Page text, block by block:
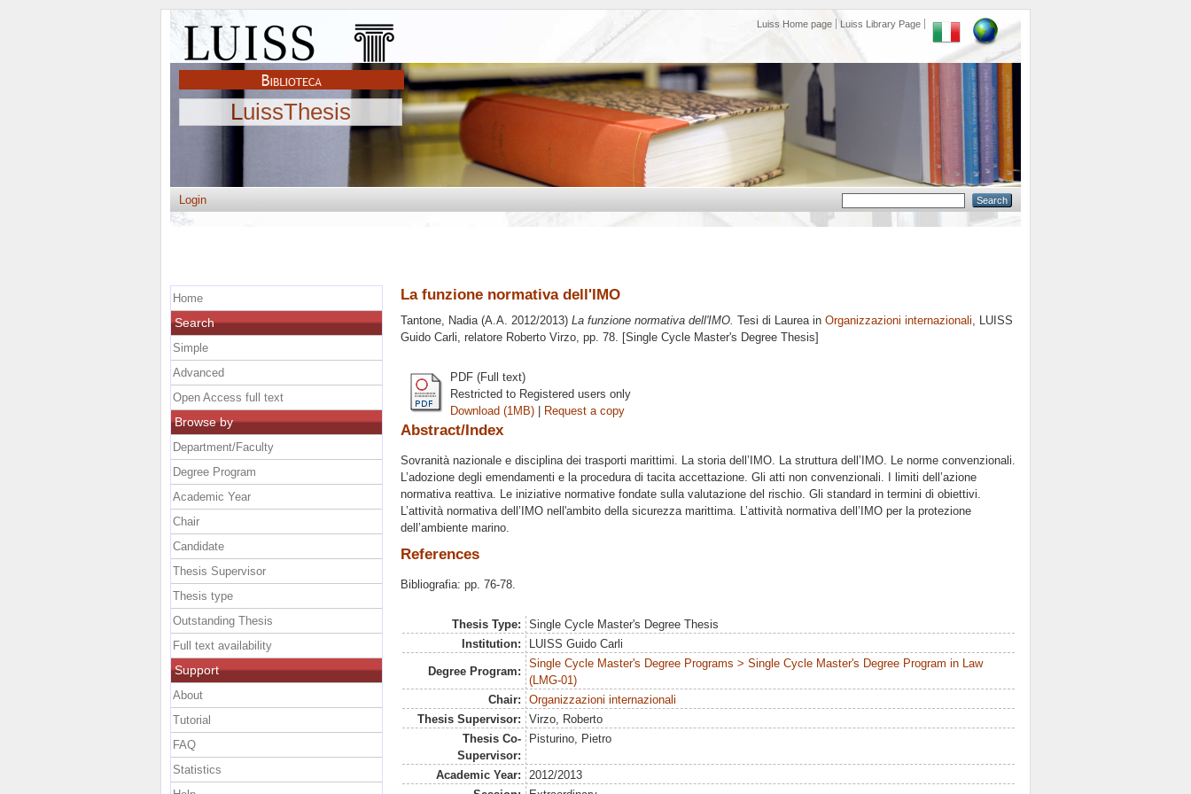
Luiss Home page Luiss Library Page
LuissThesis
Login
La funzione normativa dell'IMO
Tantone, Nadia(A.A. 2012/2013) La funzione normativa dell'IMO. Tesi di Laurea in Organizzazioni internazionali, LUISS
Guido Carli, relatore Roberto Virzo, pp. 78. [Single Cycle Master's Degree Thesis]
PDF (Full text)
Restricted to Registered users only
Download (1MB) | Request a copy
Abstract/Index
Sovranità nazionale e disciplina dei trasporti marittimi. La storia dell’IMO. La struttura dell’IMO. Le norme convenzionali.
L’adozione degli emendamenti e la procedura di tacita accettazione. Gli atti non convenzionali. I limiti dell’azione
normativa reattiva. Le iniziative normative fondate sulla valutazione del rischio. Gli standard in termini di obiettivi.
L’attività normativa dell’IMO nell'ambito della sicurezza marittima. L’attività normativa dell’IMO per la protezione
dell’ambiente marino.
References
Bibliografia: pp. 76-78.
Thesis Type:
Single Cycle Master's Degree Thesis
Institution:
LUISS Guido Carli
Degree Program:
Single Cycle Master's Degree Programs > Single Cycle Master's Degree Program in Law
(LMG-01)
Chair:
Organizzazioni internazionali
Thesis Supervisor:
Virzo, Roberto
Thesis Co-
Supervisor:
Pisturino, Pietro
Academic Year:
2012/2013
Home
Search
Simple
Advanced
Open Access full text
Browse by
Department/Faculty
Degree Program
Academic Year
Chair
Candidate
Thesis Supervisor
Thesis type
Outstanding Thesis
Full text availability
Support
About
Tutorial
FAQ
Statistics